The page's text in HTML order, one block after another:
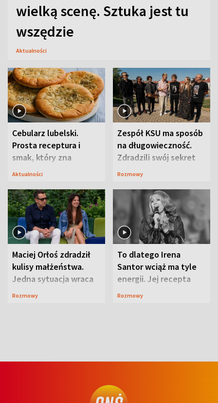
wielką scenę. Sztuka jest tu
wszędzie
Aktualności
Cebularz lubelski.
Prosta receptura i
smak, który zna
Lubelszczyzna
Aktualności
Zespół KSU ma sposób
na długowieczność.
Zdradzili swój sekret
Rozmowy
Maciej Orłoś zdradził
kulisy małżeństwa.
Jedna sytuacja wraca
jak bumerang
Rozmowy
To dlatego Irena
Santor wciąż ma tyle
energii. Jej recepta
jest zaskakująco
Rozmowy